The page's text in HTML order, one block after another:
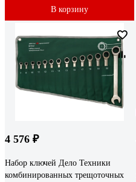
В корзину
4 576 ₽
Набор ключей Дело Техники
комбинированных трещоточных